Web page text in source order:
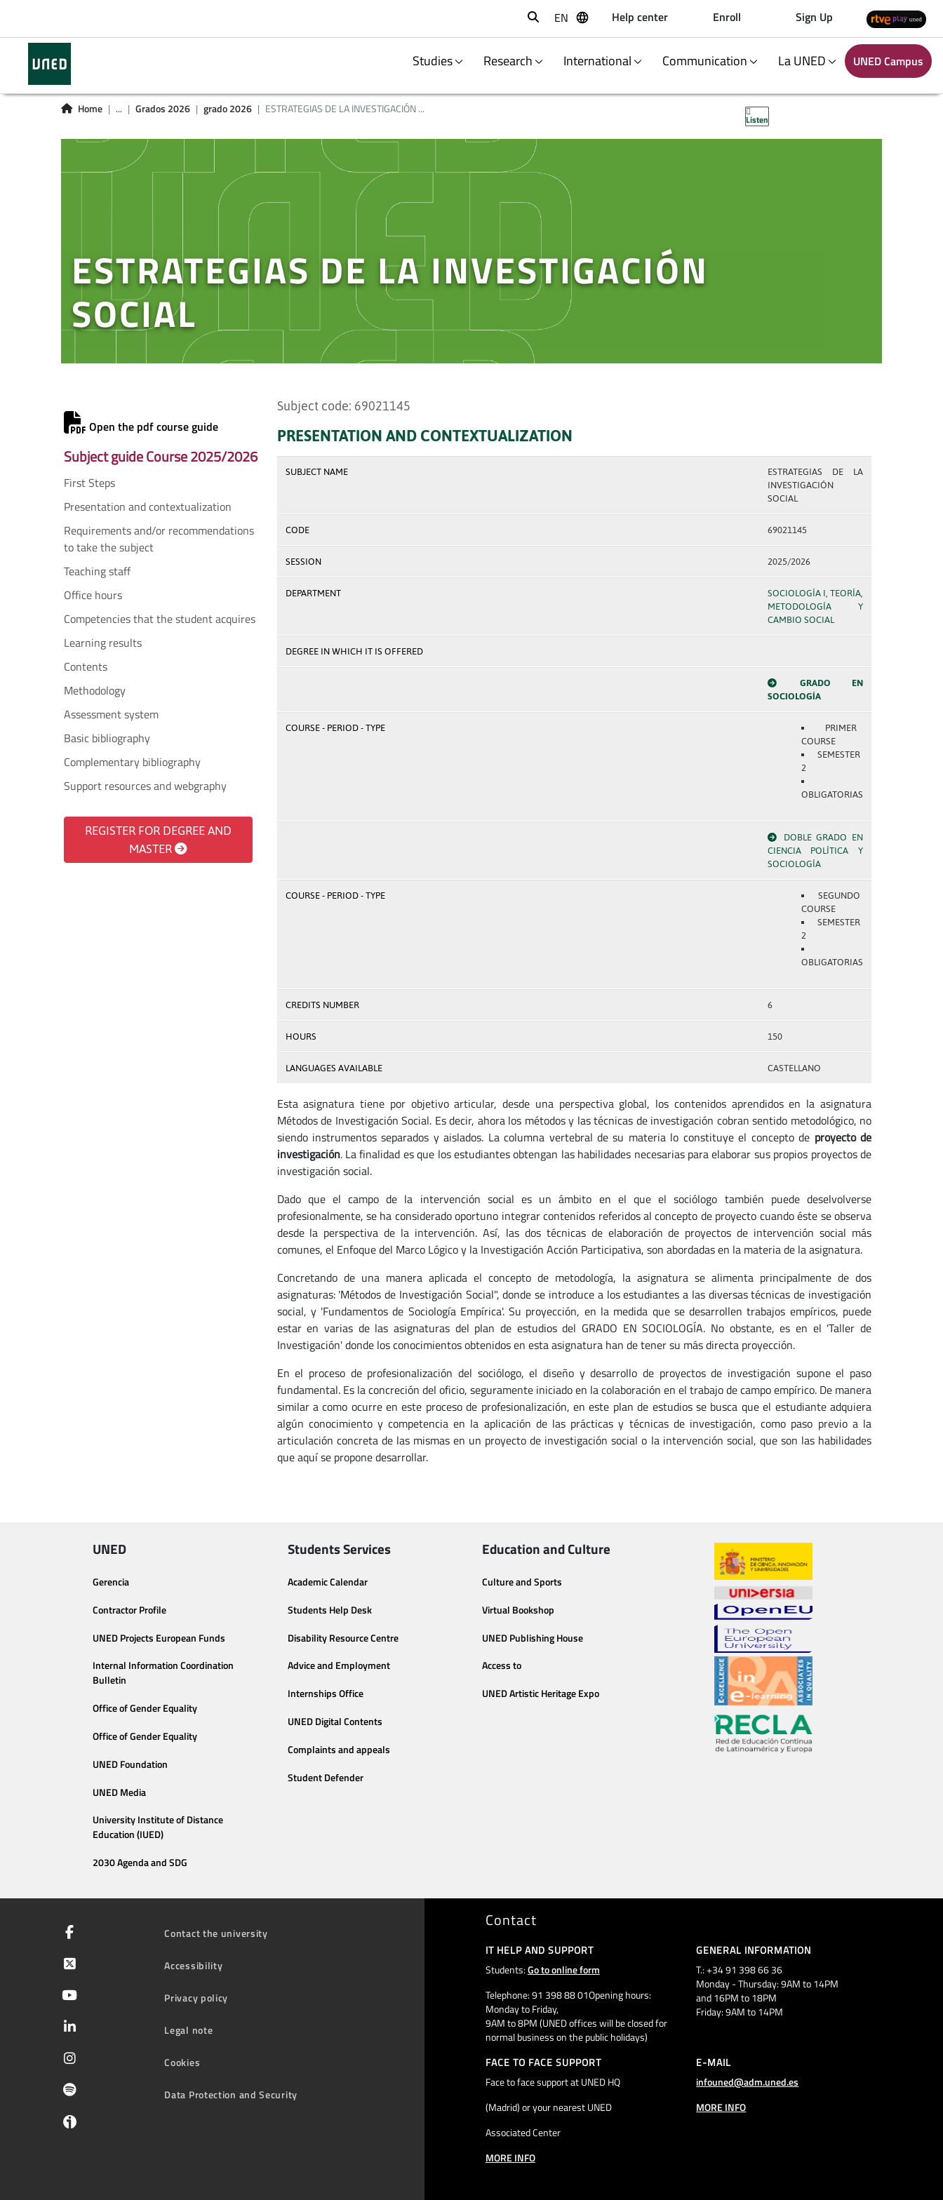
Buscar
EN Help center Enroll Sign Up
Studies Research International Communication La UNED UNED Campus
Home ... Grados 2026 grado 2026 ESTRATEGIAS DE LA INVESTIGACIÓN ...
Listen
ESTRATEGIAS DE LA INVESTIGACIÓN
SOCIAL
Open the pdf course guide
Subject guide Course 2025/2026
First Steps
Presentation and contextualization
Requirements and/or recommendations
to take the subject
Teaching staff
Office hours
Competencies that the student acquires
Learning results
Contents
Methodology
Assessment system
Basic bibliography
Complementary bibliography
Support resources and webgraphy
REGISTER FOR DEGREE AND
MASTER
Subject code: 69021145
PRESENTATION AND CONTEXTUALIZATION
SUBJECT NAME
ESTRATEGIAS DE LA
INVESTIGACIÓN
SOCIAL
CODE 69021145
SESSION 2025/2026
DEPARTMENT
SOCIOLOGÍA I, TEORÍA,
METODOLOGÍA Y
CAMBIO SOCIAL
DEGREE IN WHICH IT IS OFFERED
GRADO EN
SOCIOLOGÍA
COURSE - PERIOD - TYPE
PRIMER
COURSE
SEMESTER
2
OBLIGATORIAS
DOBLE GRADO EN
CIENCIA POLÍTICA Y
SOCIOLOGÍA
COURSE - PERIOD - TYPE
SEGUNDO
COURSE
SEMESTER
2
OBLIGATORIAS
CREDITS NUMBER 6
HOURS 150
LANGUAGES AVAILABLE CASTELLANO
Esta asignatura tiene por objetivo articular, desde una perspectiva global, los contenidos aprendidos en la asignatura
Métodos de Investigación Social. Es decir, ahora los métodos y las técnicas de investigación cobran sentido metodológico, no
siendo instrumentos separados y aislados. La columna vertebral de su materia lo constituye el concepto de proyecto de
investigación. La finalidad es que los estudiantes obtengan las habilidades necesarias para elaborar sus propios proyectos de
investigación social.
Dado que el campo de la intervención social es un ámbito en el que el sociólogo también puede deselvolverse
profesionalmente, se ha considerado oportuno integrar contenidos referidos al concepto de proyecto cuando éste se observa
desde la perspectiva de la intervención. Así, las dos técnicas de elaboración de proyectos de intervención social más
comunes, el Enfoque del Marco Lógico y la Investigación Acción Participativa, son abordadas en la materia de la asignatura.
Concretando de una manera aplicada el concepto de metodología, la asignatura se alimenta principalmente de dos
asignaturas: 'Métodos de Investigación Social", donde se introduce a los estudiantes a las diversas técnicas de investigación
social, y 'Fundamentos de Sociología Empírica'. Su proyección, en la medida que se desarrollen trabajos empíricos, puede
estar en varias de las asignaturas del plan de estudios del GRADO EN SOCIOLOGÍA. No obstante, es en el 'Taller de
Investigación' donde los conocimientos obtenidos en esta asignatura han de tener su más directa proyección.
En el proceso de profesionalización del sociólogo, el diseño y desarrollo de proyectos de investigación supone el paso
fundamental. Es la concreción del oficio, seguramente iniciado en la colaboración en el trabajo de campo empírico. De manera
similar a como ocurre en este proceso de profesionalización, en este plan de estudios se busca que el estudiante adquiera
algún conocimiento y competencia en la aplicación de las prácticas y técnicas de investigación, como paso previo a la
articulación concreta de las mismas en un proyecto de investigación social o la intervención social, que son las habilidades
que aquí se propone desarrollar.
UNED
Gerencia
Contractor Profile
UNED Projects European Funds
Internal Information Coordination
Bulletin
Office of Gender Equality
Office of Gender Equality
UNED Foundation
UNED Media
University Institute of Distance
Education (IUED)
2030 Agenda and SDG
Students Services
Academic Calendar
Students Help Desk
Disability Resource Centre
Advice and Employment
Internships Office
UNED Digital Contents
Complaints and appeals
Student Defender
Education and Culture
Culture and Sports
Virtual Bookshop
UNED Publishing House
Access to
UNED Artistic Heritage Expo
Contact the university
Accessibility
Privacy policy
Legal note
Cookies
Data Protection and Security
Contact
IT HELP AND SUPPORT
Students:Go to online form
Telephone: 91 398 88 01Opening hours:
Monday to Friday,
9AM to 8PM (UNED offices will be closed for
normal business on the public holidays)
GENERAL INFORMATION
T.: +34 91 398 66 36
Monday - Thursday: 9AM to 14PM
and 16PM to 18PM
Friday: 9AM to 14PM
FACE TO FACE SUPPORT
Face to face support at UNED HQ
(Madrid) or your nearest UNED
Associated Center
MORE INFO
E-MAIL
infouned@adm.uned.es
MORE INFO